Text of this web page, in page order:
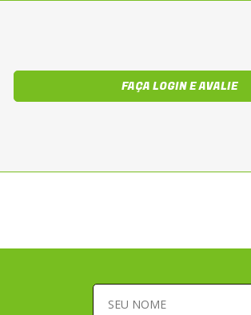
FAÇA LOGIN E AVALIE